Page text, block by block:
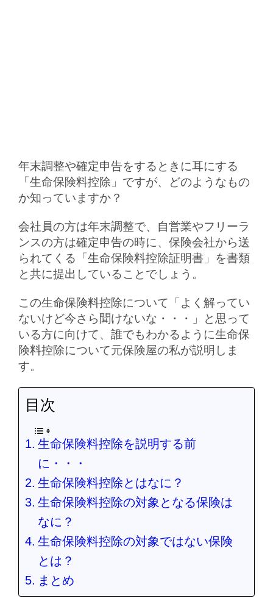
年末調整や確定申告をするときに耳にする
「生命保険料控除」ですが、どのようなもの
か知っていますか？
会社員の方は年末調整で、自営業やフリーラ
ンスの方は確定申告の時に、保険会社から送
られてくる「生命保険料控除証明書」を書類
と共に提出していることでしょう。
この生命保険料控除について「よく解ってい
ないけど今さら聞けないな・・・」と思って
いる方に向けて、誰でもわかるように生命保
険料控除について元保険屋の私が説明しま
す。
目次
生命保険料控除を説明する前
に・・・
生命保険料控除とはなに？
生命保険料控除の対象となる保険は
なに？
生命保険料控除の対象ではない保険
とは？
まとめ